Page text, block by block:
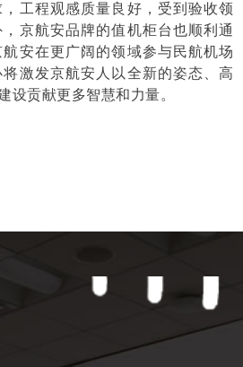
工程观感质量良好，受到验收领
京航安品牌的值机柜台也顺利通
航安在更广阔的领域参与民航机场
激发京航安人以全新的姿态、高
设贡献更多智慧和力量。